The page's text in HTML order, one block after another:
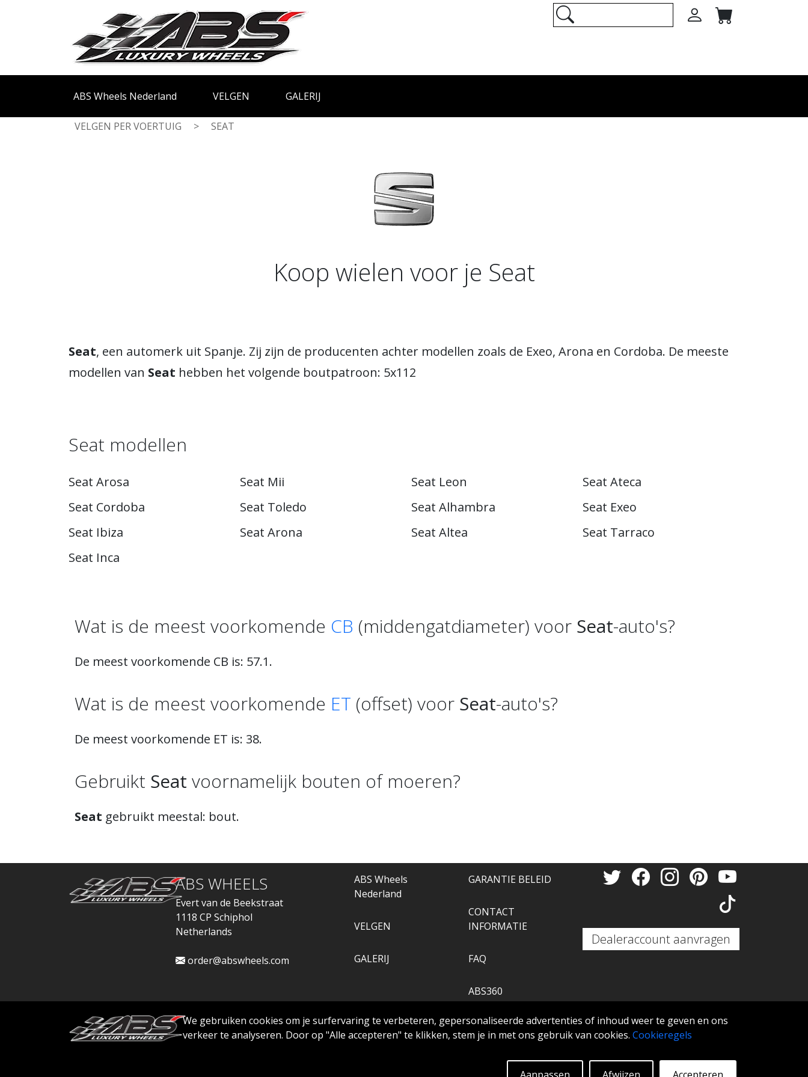
ABS Wheels Nederland VELGEN GALERIJ
We gebruiken cookies om je surfervaring te verbeteren, gepersonaliseerde advertenties of inhoud weer te geven en ons
verkeer te analyseren. Door op "Alle accepteren" te klikken, stem je in met ons gebruik van cookies. Cookieregels
VELGEN PER VOERTUIG > SEAT
Koop wielen voor je Seat
Seat, een automerk uit Spanje. Zij zijn de producenten achter modellen zoals de Exeo, Arona en Cordoba. De meeste
modellen van Seat hebben het volgende boutpatroon: 5x112
Seat modellen
Seat Arosa
Seat Cordoba
Seat Ibiza
Seat Inca
Seat Mii
Seat Toledo
Seat Arona
Seat Leon
Seat Alhambra
Seat Altea
Seat Ateca
Seat Exeo
Seat Tarraco
Wat is de meest voorkomende CB (middengatdiameter) voor Seat-auto's?
De meest voorkomende CB is: 57.1.
Wat is de meest voorkomende ET (offset) voor Seat-auto's?
De meest voorkomende ET is: 38.
Gebruikt Seat voornamelijk bouten of moeren?
Seat gebruikt meestal: bout.
ABS WHEELS
Evert van de Beekstraat
1118 CP Schiphol
Netherlands
order@abswheels.com
ABS Wheels
Nederland
VELGEN
GALERIJ
GARANTIE BELEID
CONTACT
INFORMATIE
FAQ
ABS360
TOOLS
Dealeraccount aanvragen